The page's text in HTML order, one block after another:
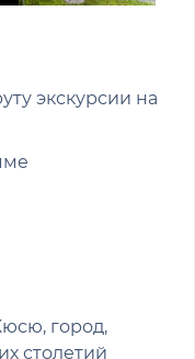
экскурсии на
город,
столетий